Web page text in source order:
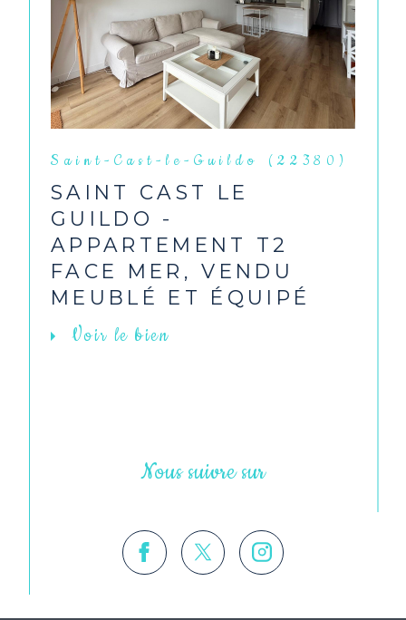
Saint-Cast-le-Guildo (22380)
SAINT CAST LE
GUILDO -
APPARTEMENT T2
FACE MER, VENDU
MEUBLÉ ET ÉQUIPÉ
Voir le bien
Nous suivre sur